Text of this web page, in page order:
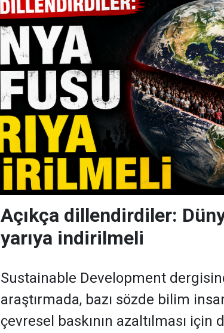
Açıkça dillendirdiler:
yarıya indirilmeli
Sustainable Development
araştırmada, bazı sözde bilim
çevresel baskının azaltılması